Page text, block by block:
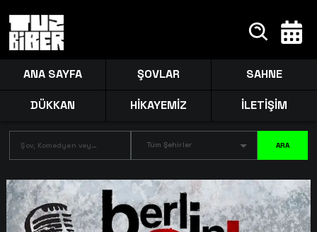
ANA SAYFA ŞOVLAR SAHNE
DÜKKAN HİKAYEMİZ İLETİŞİM
Tüm Şehirler ARA